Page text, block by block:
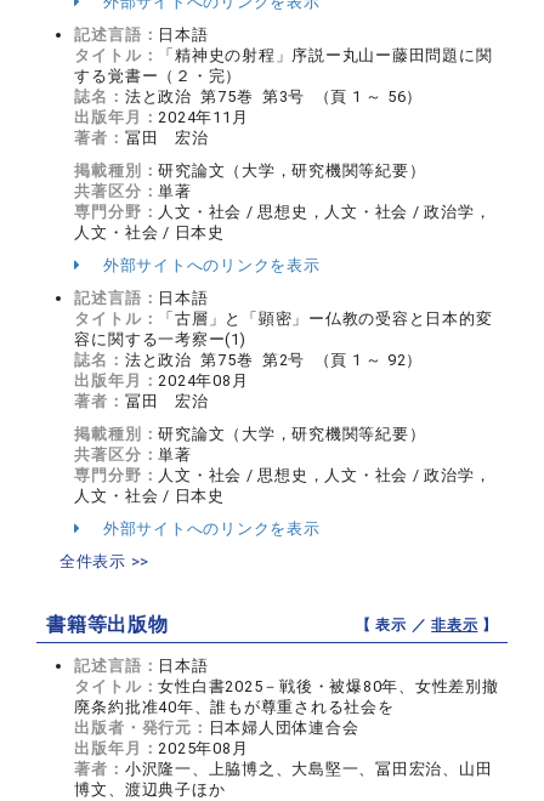
記述言語： 日本語
タイトル：
「精神史の射程」序説ー丸山ー藤田問題に関
する覚書ー（２・完）
誌名： 法と政治 第75巻 第3号 （頁 1 ～ 56）
出版年月：2024年11月
著者： 冨田 宏治
掲載種別：研究論文（大学，研究機関等紀要）
共著区分：単著
専門分野： 人文・社会 / 思想史，人文・社会 / 政治学，
人文・社会 / 日本史
外部サイトへのリンクを表示
記述言語： 日本語
タイトル：
「古層」と「顕密」ー仏教の受容と日本的変
容に関する一考察ー(1)
誌名： 法と政治 第75巻 第2号 （頁 1 ～ 92）
出版年月：2024年08月
著者： 冨田 宏治
掲載種別：研究論文（大学，研究機関等紀要）
共著区分：単著
専門分野： 人文・社会 / 思想史，人文・社会 / 政治学，
人文・社会 / 日本史
外部サイトへのリンクを表示
全件表示 >>
書籍等出版物 【 表示 ／非表示 】
記述言語： 日本語
タイトル：女性白書2025－戦後・被爆80年、女性差別撤
廃条約批准40年、誰もが尊重される社会を
出版者・発行元： 日本婦人団体連合会
出版年月：2025年08月
著者： 小沢隆一、上脇博之、大島堅一、冨田宏治、山田
博文、渡辺典子ほか